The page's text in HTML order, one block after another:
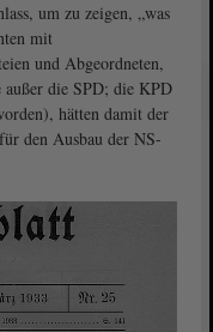
um zu zeigen, „was
mit
und Abgeordneten,
die SPD; die KPD
hätten damit der
den Ausbau der NS-